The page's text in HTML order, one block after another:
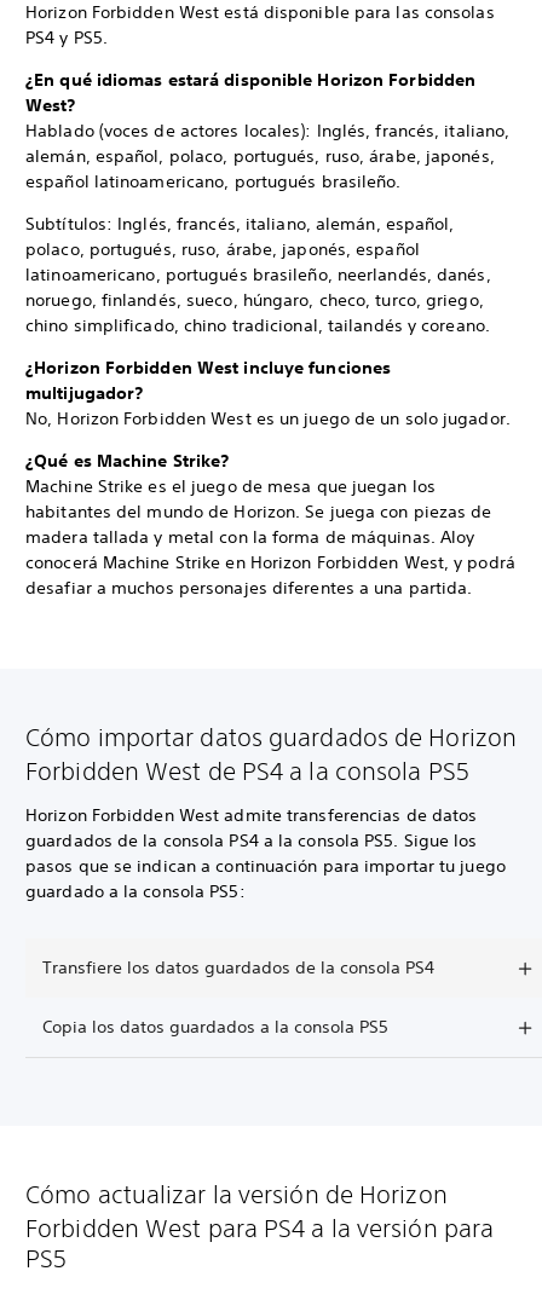
Horizon Forbidden West está disponible para las consolas
PS4 y PS5.
¿En qué idiomas estará disponible Horizon Forbidden
West?
Hablado (voces de actores locales): Inglés, francés, italiano,
alemán, español, polaco, portugués, ruso, árabe, japonés,
español latinoamericano, portugués brasileño.
Subtítulos: Inglés, francés, italiano, alemán, español,
polaco, portugués, ruso, árabe, japonés, español
latinoamericano, portugués brasileño, neerlandés, danés,
noruego, finlandés, sueco, húngaro, checo, turco, griego,
chino simplificado, chino tradicional, tailandés y coreano.
¿Horizon Forbidden West incluye funciones
multijugador?
No, Horizon Forbidden West es un juego de un solo jugador.
¿Qué es Machine Strike?
Machine Strike es el juego de mesa que juegan los
habitantes del mundo de Horizon. Se juega con piezas de
madera tallada y metal con la forma de máquinas. Aloy
conocerá Machine Strike en Horizon Forbidden West, y podrá
desafiar a muchos personajes diferentes a una partida.
Cómo importar datos guardados de Horizon
Forbidden West de PS4 a la consola PS5
Horizon Forbidden West admite transferencias de datos
guardados de la consola PS4 a la consola PS5. Sigue los
pasos que se indican a continuación para importar tu juego
guardado a la consola PS5:
Transfiere los datos guardados de la consola PS4
Copia los datos guardados a la consola PS5
Cómo actualizar la versión de Horizon
Forbidden West para PS4 a la versión para
PS5